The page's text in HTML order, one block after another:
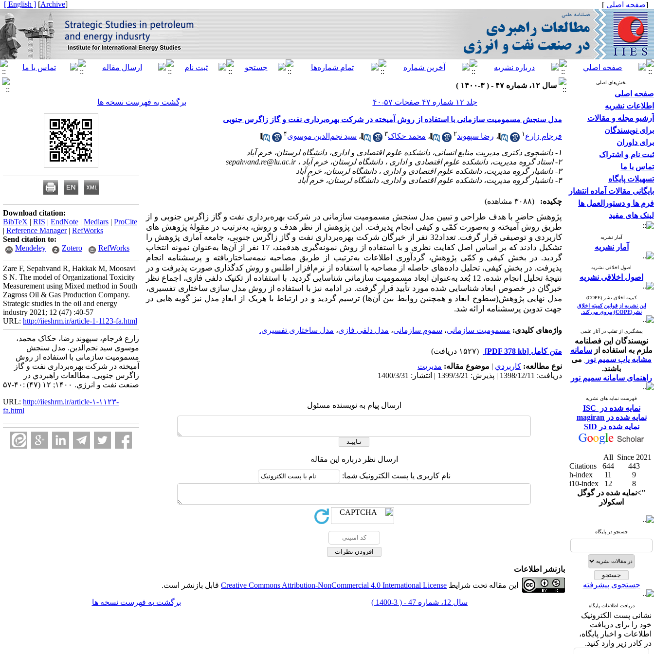
[صفحه اصلی ]
[
Archive
]
[ English ]
بخش‌های اصلی
صفحه اصلی
اطلاعات نشریه
آرشیو مجله و مقالات
برای نویسندگان
برای داوران
ثبت نام و اشتراک
تماس با ما
تسهیلات پایگاه
بایگانی مقالات آماده انتشار
فرم ها و دستورالعمل ها
لینک های مفید
آمار نشریه
آمار نشریه
اصول اخلاقی نشریه
اصول اخلاقی نشریه
کمیته اخلاق نشر (COPE)
این نشریه از قوانین کمیته اخلاق
نشر(COPE) پیروی می کند.
پیشگیری از تقلب در آثار علمی
نویسندگان این فصلنامه
ملزم به استفاده از سامانه
مشابه یاب سمیم نور
می
باشند.
راهنمای سامانه سمیم نور
فهرست نمایه های نشریه
نمایه شده در ISC
نمایه شده در magiran
نمایه شده در SID
All Since 2021
Citations
644
443
h-index
11
9
i10-index
12
8
">نمایه شده در گوگل
اسکولار
جستجو در پایگاه
جستجوی پیشرفته
دریافت اطلاعات پایگاه
نشانی پست الکترونیک
خود را برای دریافت
اطلاعات و اخبار پایگاه،
در کادر زیر وارد کنید.
سال ۱۲، شماره ۴۷ - ( ۳-۱۴۰۰ )
جلد ۱۲ شماره ۴۷ صفحات ۵۷-۴۰
برگشت به فهرست نسخه ها
مدل سنجش مسمومیت سازمانی با استفاده از روش آمیخته در شرکت بهره‌برداری نفت و گاز زاگرس جنوبی
فرجام زارع ۱ ، رضا سپهوند۲ ، محمد حکاک۳ ، سید نجم‌الدین موسوی۴
۱- دانشجوی دکتری مدیریت منابع انسانی، دانشکده علوم اقتصادی و اداری، دانشگاه لرستان، خرم آباد
۲- استاد گروه مدیریت، دانشکده علوم اقتصادی و اداری ، دانشگاه لرستان، خرم آباد ،
sepahvand.re@lu.ac.ir
۳- دانشیار گروه مدیریت، دانشکده علوم اقتصادی و اداری ، دانشگاه لرستان، خرم آباد
۴- دانشیار گروه مدیریت، دانشکده علوم اقتصادی و اداری، دانشگاه لرستان، خرم آباد
چکیده: (۳۰۸۸ مشاهده)
پژوهش حاضر با هدف طراحی و تبیین مدل سنجش مسمومیت سازمانی در شرکت بهره‌برداری نفت و گاز زاگرس جنوبی و از
طریق روش آمیخته و به‌صورت کمّی و کیفی انجام پذیرفت. این پژوهش از نظر هدف و روش، به‌ترتیب در مقولۀ پژوهش­ های
کاربردی و توصیفی قرار گرفت. تعداد32 نفر از خبرگان شرکت بهره‌برداری نفت و گاز زاگرس جنوبی، جامعه آماری پژوهش را
تشکیل دادند که بر اساس اصل کفایت نظری و با استفاده از روش نمونه‌گیری هدفمند، 17 نفر از آن‌ها به‌عنوان نمونه انتخاب
گردید. در بخش کیفی و کمّی پژوهش، گردآوری اطلاعات به‌ترتیب از طریق مصاحبه نیمه‌ساختاریافته و پرسشنامه انجام
پذیرفت. در بخش کیفی، تحلیل داده‌های حاصله از مصاحبه با استفاده از نرم‌افزار اطلس و روش کدگذاری صورت پذیرفت و در
نتیجۀ تحلیل انجام شده، 12 بُعد به‌عنوان ابعاد مسمومیت سازمانی شناسایی گردید. با استفاده از تکنیک دلفی فازی، اجماع نظر
خبرگان در خصوص ابعاد شناسایی شده مورد تأیید قرار گرفت. در ادامه نیز با استفاده از روش مدل سازی ساختاری تفسیری،
مدل نهایی پژوهش(سطوح ابعاد و همچنین روابط بین آن‌ها) ترسیم گردید و در ارتباط با هریک از ابعادِ مدل نیز گویه هایی در
جهت تدوین پرسشنامه ارائه شد.
واژه‌های کلیدی: مسمومیت سازمانی، سموم سازمانی، مدل دلفی فازی، مدل ساختاری تفسیری.
متن کامل [PDF 378 kb]
(۱۵۲۷ دریافت)
نوع مطالعه: كاربردي | موضوع مقاله: مديريت
دریافت: 1398/12/11 | پذیرش: 1399/3/21 | انتشار: 1400/3/31
ارسال پیام به نویسنده مسئول
ارسال نظر درباره این مقاله
نام کاربری یا پست الکترونیک شما:
Download citation:
BibTeX | RIS | EndNote | Medlars | ProCite
| Reference Manager| RefWorks
Send citation to:
Mendeley
Zotero RefWorks
Zare F, Sepahvand R, Hakkak M, Moosavi
S N. The model of Organizational Toxicity
Measurement using Mixed method in South
Zagross Oil & Gas Production Company.
Strategic studies in the oil and energy
industry 2021; 12 (47) :40-57
URL: http://iieshrm.ir/article-1-1123-fa.html
زارع فرجام، سپهوند رضا، حکاک محمد،
موسوی سید نجم‌الدین. مدل سنجش
مسمومیت سازمانی با استفاده از روش
آمیخته در شرکت بهره‌برداری نفت و گاز
زاگرس جنوبی. مطالعات راهبردي در
صنعت نفت و انرژي. ۱۴۰۰; ۱۲ (۴۷) :۴۰-۵۷
URL: http://iieshrm.ir/article-۱-۱۱۲۳-
fa.html
بازنشر اطلاعات
این مقاله تحت شرایط Creative Commons Attribution-NonCommercial 4.0 International License قابل بازنشر است.
سال 12، شماره 47 - ( 3-1400 ) برگشت به فهرست نسخه ها